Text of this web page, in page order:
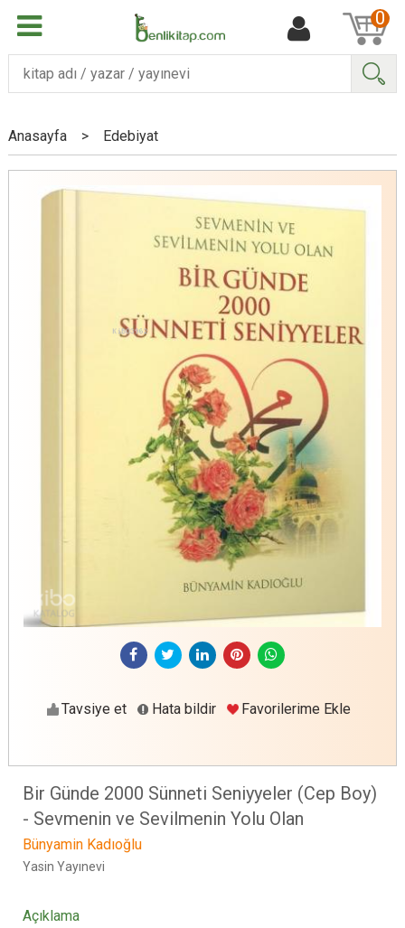
0
Anasayfa > Edebiyat
Tavsiye et Hata bildir Favorilerime Ekle
Bir Günde 2000 Sünneti Seniyyeler (Cep Boy)
- Sevmenin ve Sevilmenin Yolu Olan
Bünyamin Kadıoğlu
Yasin Yayınevi
Açıklama